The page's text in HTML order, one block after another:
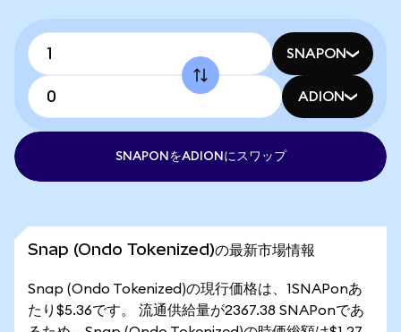
SNAPON
ADION
SNAPONをADIONにスワップ
Snap (Ondo Tokenized)の最新市場情報
Snap (Ondo Tokenized)の現行価格は、1SNAPonあ
たり$5.36です。 流通供給量が2367.38 SNAPonであ